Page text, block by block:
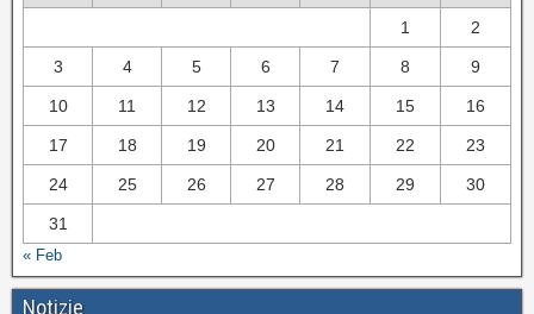
1 2
3 4 5 6 7 8 9
10 11 12 13 14 15 16
17 18 19 20 21 22 23
24 25 26 27 28 29 30
31
« Feb
Notizie